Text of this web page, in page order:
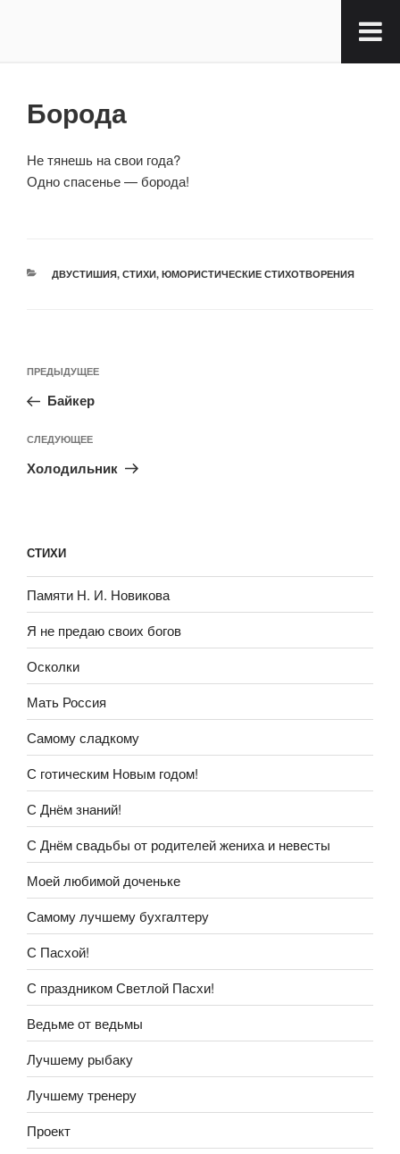
Борода
Не тянешь на свои года?
Одно спасенье — борода!
ДВУСТИШИЯ, СТИХИ, ЮМОРИСТИЧЕСКИЕ СТИХОТВОРЕНИЯ
ПРЕДЫДУЩЕЕ
Байкер
СЛЕДУЮЩЕЕ
Холодильник
СТИХИ
Памяти Н. И. Новикова
Я не предаю своих богов
Осколки
Мать Россия
Самому сладкому
С готическим Новым годом!
С Днём знаний!
С Днём свадьбы от родителей жениха и невесты
Моей любимой доченьке
Самому лучшему бухгалтеру
С Пасхой!
С праздником Светлой Пасхи!
Ведьме от ведьмы
Лучшему рыбаку
Лучшему тренеру
Проект